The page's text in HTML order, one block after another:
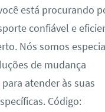
está procurando
confiável e
Nós somos
de mudança
atender às suas
Código: